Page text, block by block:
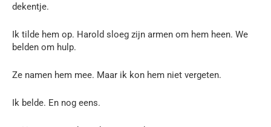
dekentje.
Ik tilde hem op. Harold sloeg zijn armen om hem heen. We
belden om hulp.
Ze namen hem mee. Maar ik kon hem niet vergeten.
Ik belde. En nog eens.